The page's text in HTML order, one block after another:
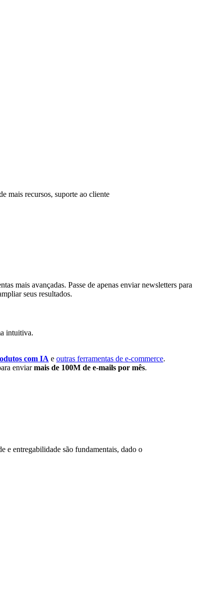
mais recursos, suporte ao cliente
mais avançadas. Passe de apenas enviar newsletters para
seus resultados.
intuitiva.
com IA e outras ferramentas de e-commerce.
enviarmais de 100M de e-mails por mês.
e entregabilidade são fundamentais, dado o